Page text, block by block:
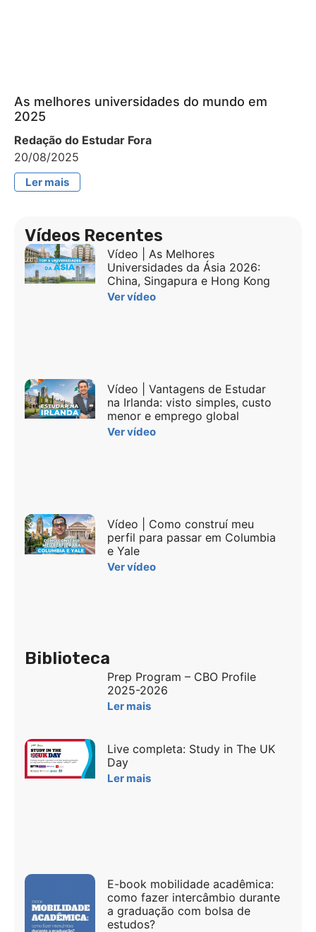
As melhores universidades do mundo em
2025
Redação do Estudar Fora
20/08/2025
Ler mais
Vídeos Recentes
Vídeo | As Melhores
Universidades da Ásia 2026:
China, Singapura e Hong Kong
Ver vídeo
Vídeo | Vantagens de Estudar
na Irlanda: visto simples, custo
menor e emprego global
Ver vídeo
Vídeo | Como construí meu
perfil para passar em Columbia
e Yale
Ver vídeo
Biblioteca
Prep Program – CBO Profile
2025-2026
Ler mais
Live completa: Study in The UK
Day
Ler mais
E-book mobilidade acadêmica:
como fazer intercâmbio durante
a graduação com bolsa de
estudos?